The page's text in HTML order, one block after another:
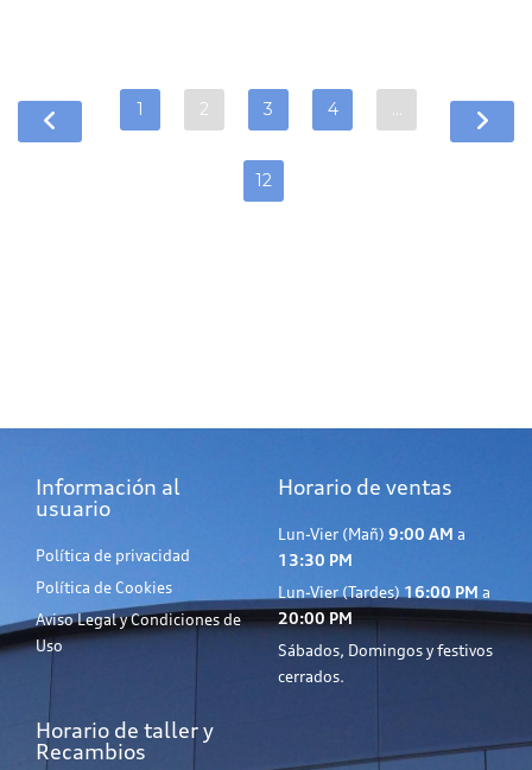
1 2 3 4 …
12
Información al
usuario
Política de privacidad
Política de Cookies
Aviso Legal y Condiciones de
Uso
Horario de ventas
Lun-Vier (Mañ) 9:00 AM a
13:30 PM
Lun-Vier (Tardes) 16:00 PM a
20:00 PM
Sábados, Domingos y festivos
cerrados.
Horario de taller y
Recambios